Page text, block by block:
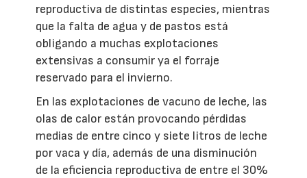
reproductiva de distintas especies, mientras
que la falta de agua y de pastos está
obligando a muchas explotaciones
extensivas a consumir ya el forraje
reservado para el invierno.
En las explotaciones de vacuno de leche, las
olas de calor están provocando pérdidas
medias de entre cinco y siete litros de leche
por vaca y día, además de una disminución
de la eficiencia reproductiva de entre el 30%